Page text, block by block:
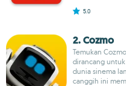
5.0
2. Cozmo
Temukan
dirancang
dunia sinema
canggih ini